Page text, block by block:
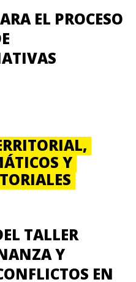
EL PROCESO
Y
TALLER
Y
EN